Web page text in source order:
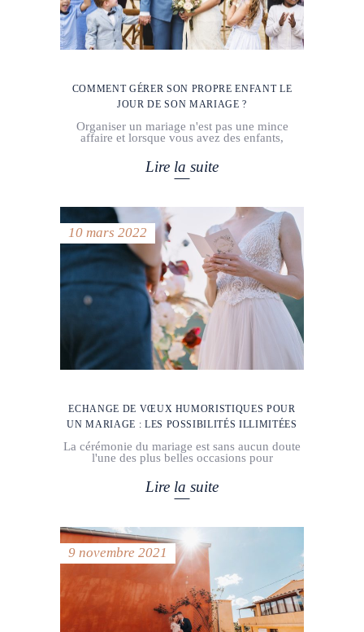
COMMENT GÉRER SON PROPRE ENFANT LE
JOUR DE SON MARIAGE ?
Organiser un mariage n'est pas une mince
affaire et lorsque vous avez des enfants,
Lire la suite
10 mars 2022
ECHANGE DE VŒUX HUMORISTIQUES POUR
UN MARIAGE : LES POSSIBILITÉS ILLIMITÉES
La cérémonie du mariage est sans aucun doute
l'une des plus belles occasions pour
Lire la suite
9 novembre 2021